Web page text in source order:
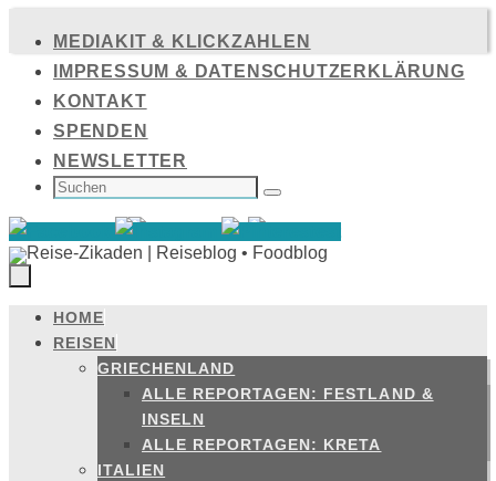
Inhalt
springen
MEDIAKIT & KLICKZAHLEN
IMPRESSUM & DATENSCHUTZERKLÄRUNG
KONTAKT
SPENDEN
NEWSLETTER
SUCHEN
NACH: Suchen
Zum
Inhalt
springen
HOME
REISEN
GRIECHENLAND
ALLE REPORTAGEN: FESTLAND &
INSELN
ALLE REPORTAGEN: KRETA
ITALIEN